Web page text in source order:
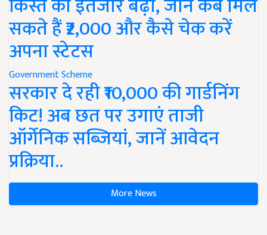
सकते हैं ₹2,000 और कैसे चेक करें
अपना स्टेटस
Government Scheme
सरकार दे रही ₹10,000 की गार्डनिंग
किट! अब छत पर उगाएं ताजी
ऑर्गेनिक सब्जियां, जानें आवेदन
प्रक्रिया..
More News